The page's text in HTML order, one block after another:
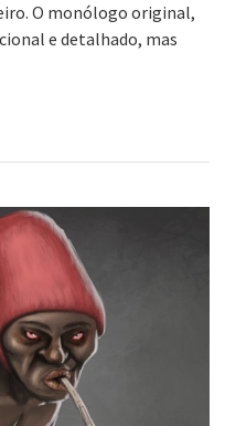
O monólogo original,
e detalhado, mas